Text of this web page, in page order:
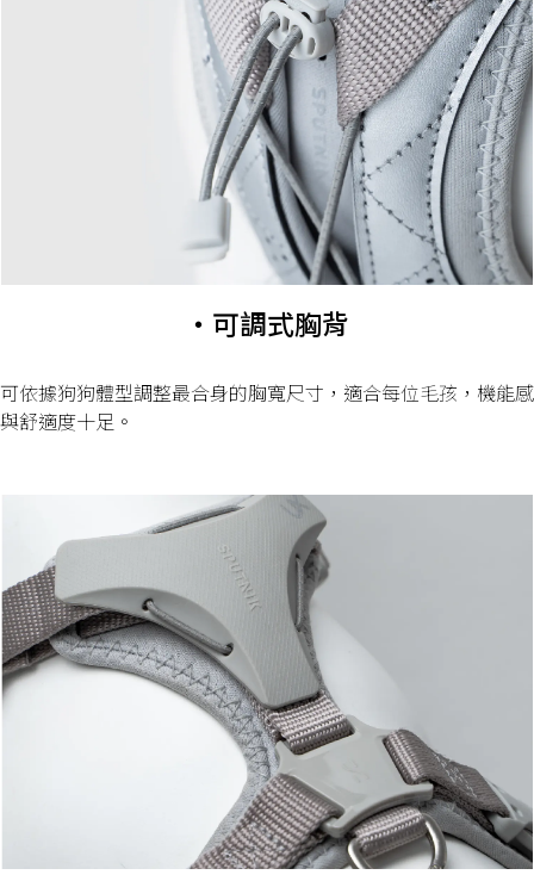
・可調式胸背
可依據狗狗體型調整最合身的胸寬尺寸，適合每位毛孩，機能感
與舒適度十足。